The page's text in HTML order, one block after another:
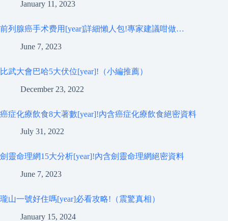
January 11, 2023
前列腺癌手术费用[year]詳細懶人包!專家建議咁做…
June 7, 2023
比武大會巴哈5大伏位[year]!（小編推薦）
December 23, 2022
癌症化療飲食8大著數[year]!內含癌症化療飲食絕密資料
July 31, 2022
劍靈命理網15大分析[year]!內含劍靈命理網絕密資料
June 7, 2023
瓏山一號好住嗎[year]必看攻略!（震驚真相）
January 15, 2024